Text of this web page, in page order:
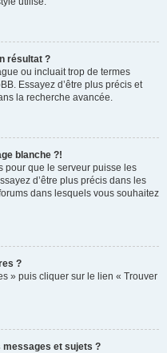
résultat ?
ou incluait trop de termes
Essayez d’être plus précis et
la recherche avancée.
blanche ?!
pour que le serveur puisse les
d’être plus précis dans les
dans lesquels vous souhaitez
?
» puis cliquer sur le lien « Trouver
et sujets ?